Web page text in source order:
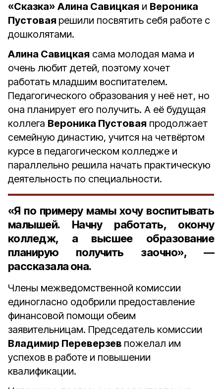
«Сказка» Алина Савицкая и Вероника
Пустовая решили посвятить себя работе с
дошколятами.
Алина Савицкая сама молодая мама и
очень любит детей, поэтому хочет
работать младшим воспитателем.
Педагогического образования у неё нет, но
она планирует его получить. А её будущая
коллега Вероника Пустовая продолжает
семейную династию, учится на четвёртом
курсе в педагогическом колледже и
параллельно решила начать практическую
деятельность по специальности.
«Я по примеру мамы хочу воспитывать
малышей. Начну работать, окончу
колледж, а высшее образование
планирую получить заочно», —
рассказала она.
Члены межведомственной комиссии
единогласно одобрили предоставление
финансовой помощи обеим
заявительницам. Председатель комиссии
Владимир Переверзев пожелал им
успехов в работе и повышении
квалификации.